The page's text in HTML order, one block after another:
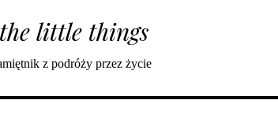
little things
z podróży przez życie